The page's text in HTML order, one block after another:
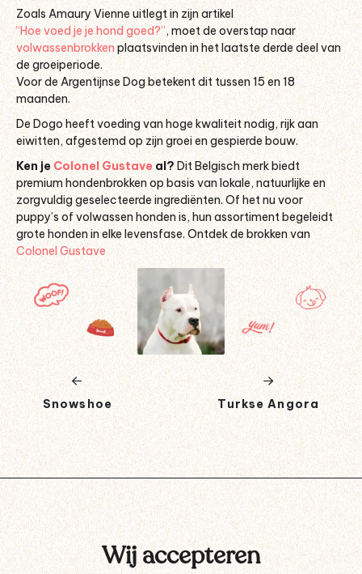
Zoals Amaury Vienne uitlegt in zijn artikel
“Hoe voed je je hond goed?”, moet de overstap naar
volwassenbrokken plaatsvinden in het laatste derde deel van
de groeiperiode.
Voor de Argentijnse Dog betekent dit tussen 15 en 18
maanden.
De Dogo heeft voeding van hoge kwaliteit nodig, rijk aan
eiwitten, afgestemd op zijn groei en gespierde bouw.
Ken je Colonel Gustaveal?Dit Belgisch merk biedt
premium hondenbrokken op basis van lokale, natuurlijke en
zorgvuldig geselecteerde ingrediënten. Of het nu voor
puppy’s of volwassen honden is, hun assortiment begeleidt
grote honden in elke levensfase. Ontdek de brokken van
Colonel Gustave
Snowshoe Turkse Angora
Wij accepteren